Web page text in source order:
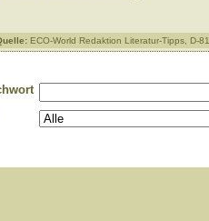
ECO-World Redaktion Literatur-Tipps, D-